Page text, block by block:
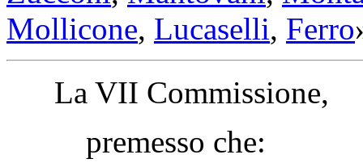
Mollicone, Lucaselli, Ferro
La VII Commissione,
premesso che: